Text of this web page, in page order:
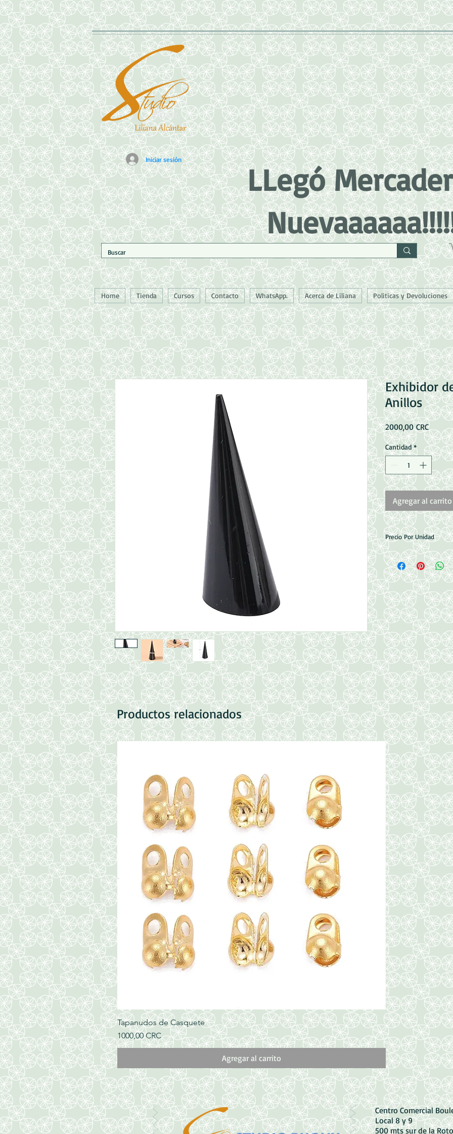
Iniciar sesión
LLegó
Home Tienda Cursos Contacto WhatsApp. Acerca de Liliana Politicas y Devoluciones
Exhibidor
Anillos
2000,00 CRCPrecio
Cantidad *
Agregar al carrito
Precio Por Unidad
Medidas 25.5x69mm
Acrilico Organico
Productos relacionados
Vista rápida
Tapanudos de Casquete
Precio
1000,00 CRC
Agregar al carrito
Nuevo
Dije de Corazón
Precio
1500,00 CRC
Centro Comercial
Local 8 y 9
500 mts sur de la